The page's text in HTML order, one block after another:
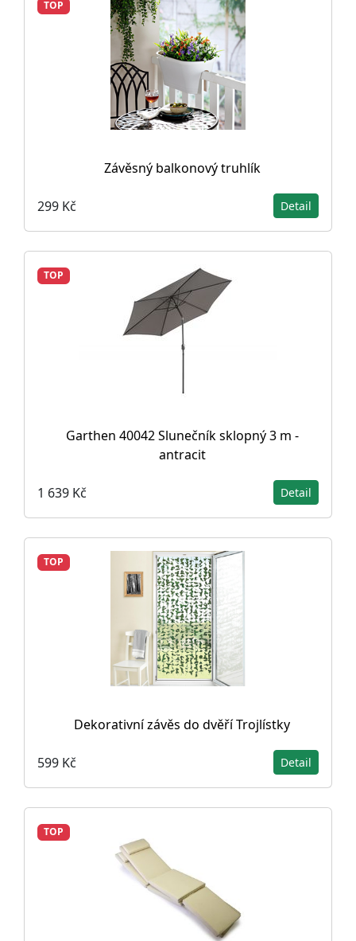
TOP
Závěsný balkonový truhlík
299 Kč Detail
TOP
Garthen 40042 Slunečník sklopný 3 m -
antracit
1 639 Kč Detail
TOP
Dekorativní závěs do dvěří Trojlístky
599 Kč Detail
TOP